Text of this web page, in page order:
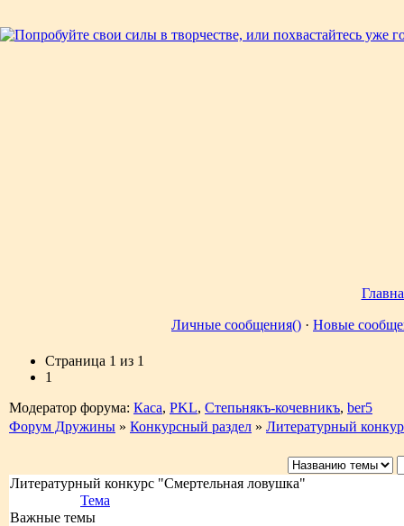
Личные сообщения() · Новые
Страница 1 из 1
1
Модератор форума: Каса, PKL, Степьнякъ-кочевникъ, ber5
Форум Дружины » Конкурсный раздел » Литературный
Литературный конкурс "Смертельная ловушка"
Тема
Важные темы